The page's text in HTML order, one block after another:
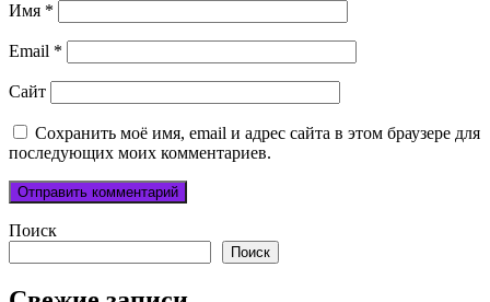
Имя *
Email *
Сайт
Сохранить моё имя, email и адрес сайта в этом браузере для
последующих моих комментариев.
Поиск
Поиск